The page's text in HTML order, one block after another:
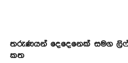
තරුණයන් දෙදෙනෙක් සමග
කත